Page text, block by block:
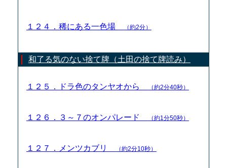
１２４．稀にある一色場 （約2分）
和了る気のない捨て牌（土田の捨て牌読み）
１２５．ドラ色のタンヤオから （約2分40秒）
１２６．３～７のオンパレード （約1分50秒）
１２７．メンツカブリ （約2分10秒）